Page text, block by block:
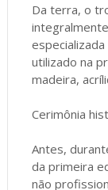
Da terra, o
utilizado na
madeira,
Cerimônia
Antes,
da primeira
não